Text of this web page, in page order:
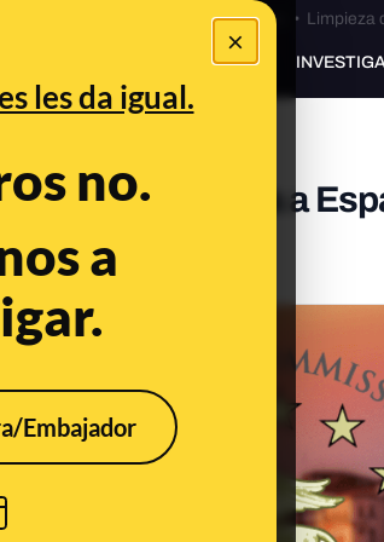
×
les da igual.
no.
a
Embajador
Bulos Ceuta • Limpieza
PREBUNKING
de Venecia a